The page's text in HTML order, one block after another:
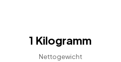
1 Kilogramm
Nettogewicht